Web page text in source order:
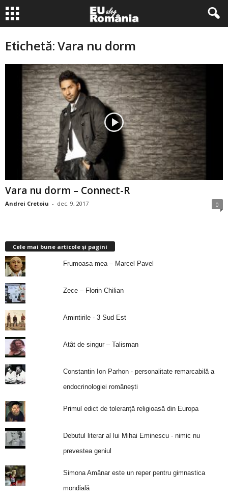
Etichetă: Vara nu dorm
Vara nu dorm – Connect-R
Andrei Cretoiu - dec. 9, 2017 0
Cele mai bune articole și pagini
Frumoasa mea – Marcel Pavel
Zece – Florin Chilian
Amintirile - 3 Sud Est
Atât de singur – Talisman
Constantin Ion Parhon - personalitate remarcabilă a
endocrinologiei românești
Primul edict de toleranţă religioasă din Europa
Debutul literar al lui Mihai Eminescu - nimic nu
prevestea geniul
Simona Amânar este un reper pentru gimnastica
mondială